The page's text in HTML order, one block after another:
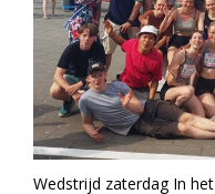
Wedstrijd zaterdag In